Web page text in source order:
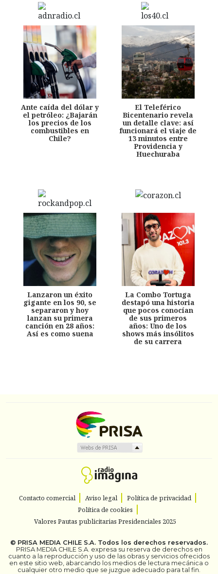
Ante caída del dólar y
el petróleo: ¿Bajarán
los precios de los
combustibles en
Chile?
El Teleférico
Bicentenario revela
un detalle clave: así
funcionará el viaje de
13 minutos entre
Providencia y
Huechuraba
Lanzaron un éxito
gigante en los 90, se
separaron y hoy
lanzan su primera
canción en 28 años:
Así es como suena
La Combo Tortuga
destapó una historia
que pocos conocían
de sus primeros
años: Uno de los
shows más insólitos
de su carrera
Contacto comercial Aviso legal
Política de privacidad
Política de cookies
Valores Pautas publicitarias Presidenciales 2025
© PRISA MEDIA CHILE S.A. Todos los derechos reservados.
PRISA MEDIA CHILE S.A. expresa su reserva de derechos en
cuanto a la reproducción y uso de las obras y servicios ofrecidos
en este sitio web, abarcando los medios de lectura mecánica o
cualquier otro medio que se juzgue adecuado para tal fin.